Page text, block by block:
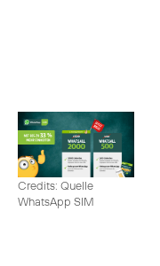
Credits: Quelle
WhatsApp SIM